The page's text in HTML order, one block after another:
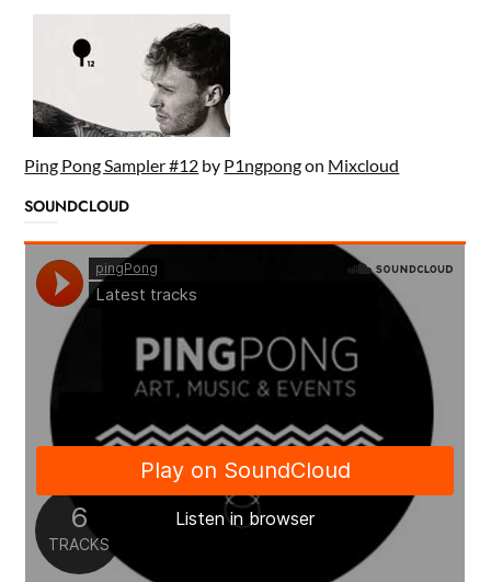
Ping Pong Sampler #12 by P1ngpongon Mixcloud
SOUNDCLOUD